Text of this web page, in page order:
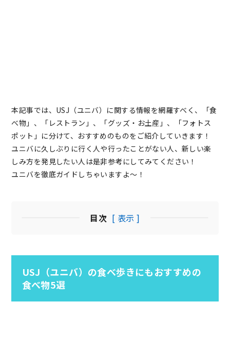
本記事では、USJ（ユニバ）に関する情報を網羅すべく、「食
べ物」、「レストラン」、「グッズ・お土産」、「フォトス
ポット」に分けて、おすすめのものをご紹介していきます！
ユニバに久しぶりに行く人や行ったことがない人、新しい楽
しみ方を発見したい人は是非参考にしてみてください！
ユニバを徹底ガイドしちゃいますよ～！
目次 [ 表示 ]
USJ（ユニバ）の食べ歩きにもおすすめの
食べ物5選